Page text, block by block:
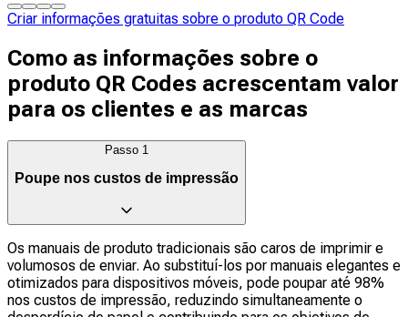
Criar informações gratuitas sobre o produto QR Code
Como as informações sobre o
produto QR Codes acrescentam valor
para os clientes e as marcas
Passo 1
Poupe nos custos de impressão
Os manuais de produto tradicionais são caros de imprimir e
volumosos de enviar. Ao substituí-los por manuais elegantes e
otimizados para dispositivos móveis, pode poupar até 98%
nos custos de impressão, reduzindo simultaneamente o